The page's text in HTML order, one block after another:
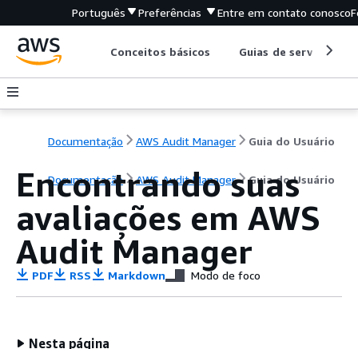
Português Preferências Entre em contato conosco
Conceitos básicos Guias de serviço
Documentação AWS Audit Manager Guia do Usuário
Documentação AWS Audit Manager Guia do Usuário
Encontrando suas
avaliações em AWS
Audit Manager
PDF RSS Markdown Modo de foco
Nesta página